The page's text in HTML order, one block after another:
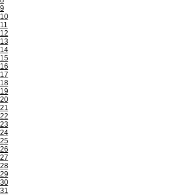
9
10
11
12
13
14
15
16
17
18
19
20
21
22
23
24
25
26
27
28
29
30
31